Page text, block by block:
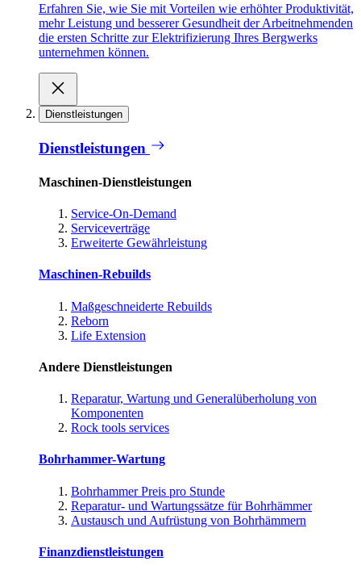
Erfahren Sie, wie Sie mit Vorteilen wie erhöhter Produktivität,
mehr Leistung und besserer Gesundheit der Arbeitnehmenden
die ersten Schritte zur Elektrifizierung Ihres Bergwerks
unternehmen können.
Dienstleistungen
Dienstleistungen
Maschinen-Dienstleistungen
Service-On-Demand
Serviceverträge
Erweiterte Gewährleistung
Maschinen-Rebuilds
Maßgeschneiderte Rebuilds
Reborn
Life Extension
Andere Dienstleistungen
Reparatur, Wartung und Generalüberholung von
Komponenten
Rock tools services
Bohrhammer-Wartung
Bohrhammer Preis pro Stunde
Reparatur- und Wartungssätze für Bohrhämmer
Austausch und Aufrüstung von Bohrhämmern
Finanzdienstleistungen